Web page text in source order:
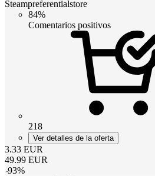
Steampreferentialstore
84%
Comentarios positivos
218
Ver detalles de la oferta
3.33 EUR
49.99 EUR
-93%